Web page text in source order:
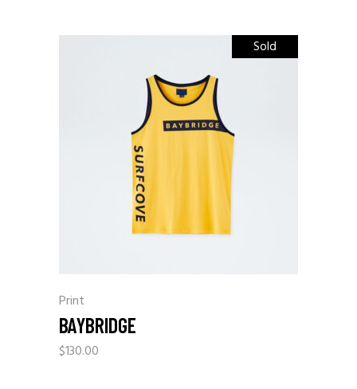
Sold
Print
BAYBRIDGE
$130.00